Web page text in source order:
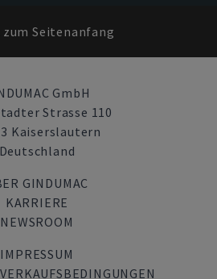
zum Seitenanfang
GmbH
Strasse 110
Kaiserslautern
Deutschland
GINDUMAC
KARRIERE
NEWSROOM
IMPRESSUM